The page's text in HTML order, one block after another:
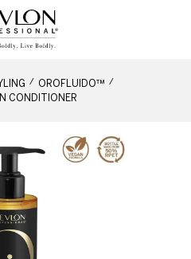
OROFLUIDO™
CONDITIONER